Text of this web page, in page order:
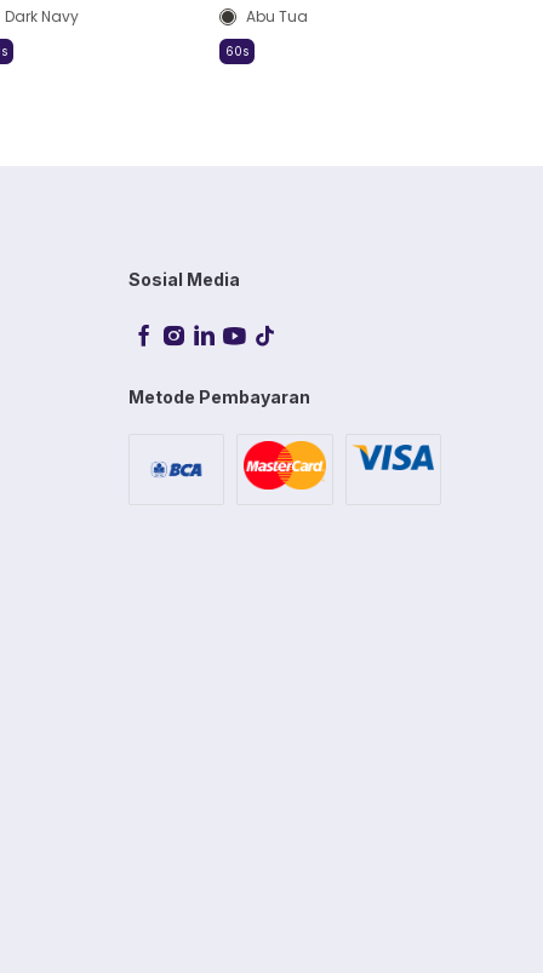
Dark Navy
Abu Tua
60s
Sosial Media
Metode Pembayaran